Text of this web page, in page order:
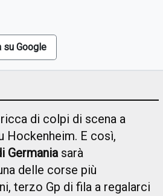
su Google
di colpi di scena a
Hockenheim. E così,
Germania sarà
delle corse più
terzo Gp di fila a regalarci